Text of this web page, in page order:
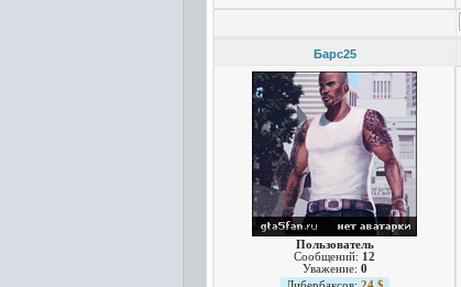
Барс25
Пользователь
Сообщений: 12
Уважение: 0